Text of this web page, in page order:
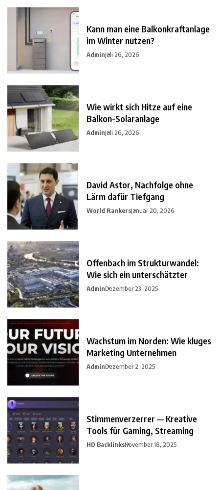
Kann man eine Balkonkraftanlage
im Winter nutzen?
AdminJuli 26, 2026
Wie wirkt sich Hitze auf eine
Balkon-Solaranlage
AdminJuli 26, 2026
David Astor, Nachfolge ohne
Lärm dafür Tiefgang
World RankersJanuar 20, 2026
Offenbach im Strukturwandel:
Wie sich ein unterschätzter
AdminDezember 23, 2025
Wachstum im Norden: Wie kluges
Marketing Unternehmen
AdminDezember 2, 2025
Stimmenverzerrer — Kreative
Tools für Gaming, Streaming
HD BacklinksNovember 18, 2025